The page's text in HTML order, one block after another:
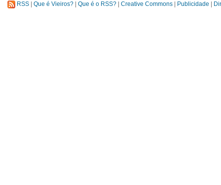
RSS Que é Vieiros? Que é o RSS? Creative Commons Publicidade